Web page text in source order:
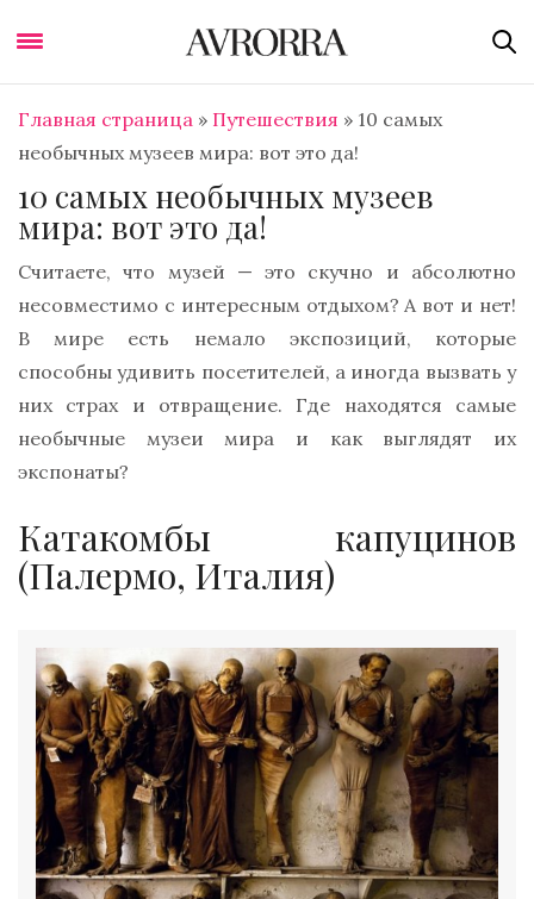
Главная страница » Путешествия » 10 самых
необычных музеев мира: вот это да!
10 самых необычных музеев
мира: вот это да!
Считаете, что музей — это скучно и абсолютно
несовместимо с интересным отдыхом? А вот и нет!
В мире есть немало экспозиций, которые
способны удивить посетителей, а иногда вызвать у
них страх и отвращение. Где находятся самые
необычные музеи мира и как выглядят их
экспонаты?
Катакомбы капуцинов
(Палермо, Италия)